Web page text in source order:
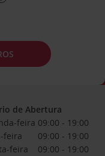
de Abertura
feira 09:00 - 19:00
feira
09:00 - 19:00
feira
09:00 - 19:00